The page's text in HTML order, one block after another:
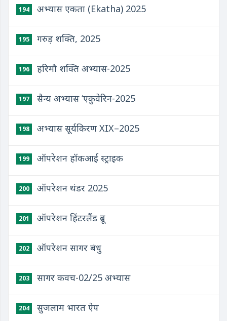
194 अभ्यास एकता (Ekatha) 2025
195 गरुड़ शक्ति, 2025
196 हरिमौ शक्ति अभ्यास-2025
197 सैन्य अभ्यास ‘एकुवेरिन-2025
198 अभ्यास सूर्यकिरण XIX–2025
199 ऑपरेशन हॉकआई स्ट्राइक
200 ऑपरेशन थंडर 2025
201 ऑपरेशन हिंटरलैंड ब्रू
202 ऑपरेशन सागर बंधु
203 सागर कवच-02/25 अभ्यास
204 सुजलाम भारत ऐप